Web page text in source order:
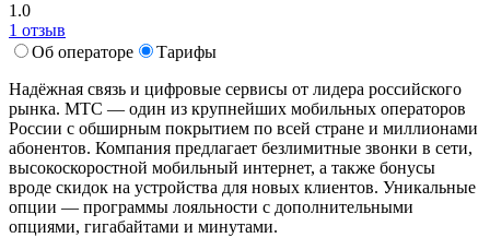
1.0
1 отзыв
Об операторе
Тарифы
Надёжная связь и цифровые сервисы от лидера российского
рынка. МТС — один из крупнейших мобильных операторов
России с обширным покрытием по всей стране и миллионами
абонентов. Компания предлагает безлимитные звонки в сети,
высокоскоростной мобильный интернет, а также бонусы
вроде скидок на устройства для новых клиентов. Уникальные
опции — программы лояльности с дополнительными
опциями, гигабайтами и минутами.